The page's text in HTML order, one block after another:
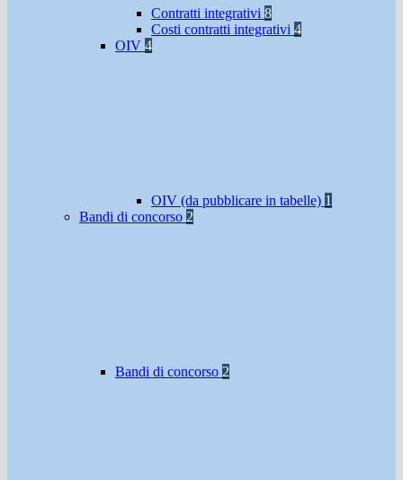
Contratti integrativi 8
Costi contratti integrativi 4
OIV 4
OIV (da pubblicare in tabelle) 1
Bandi di concorso 2
Bandi di concorso 2